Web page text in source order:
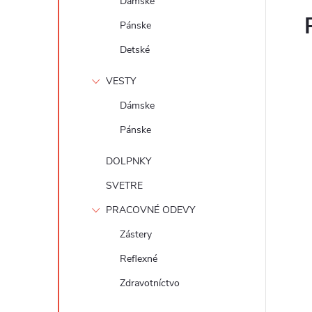
Pánske
Detské
VESTY
Dámske
Pánske
DOLPNKY
SVETRE
PRACOVNÉ ODEVY
Zástery
Reflexné
Zdravotníctvo